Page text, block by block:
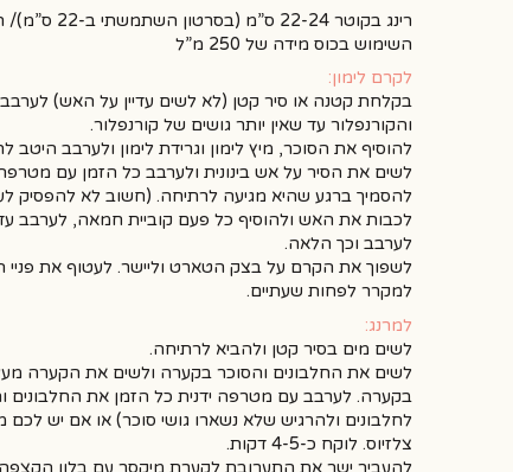
רינג בקוטר 22-24 ס”מ (בסרטון השתמשתי ב-22 ס”מ)/ תבנית פאי מתפרקת\ תבנית עגולה רגילה מתפרקת
השימוש בכוס מידה של 250 מ”ל
לקרם לימון:
בקלחת קטנה או סיר קטן (לא לשים עדיין על האש)
והקורנפלור עד שאין יותר גושים של קורנפלור.
להוסיף את הסוכר, מיץ לימון וגרידת לימון ולערבב היטב
לשים את הסיר על אש בינונית ולערבב כל הזמן עם
להסמיך ברגע שהיא מגיעה לרתיחה. (חשוב לא להפסיק
לכבות את האש ולהוסיף כל פעם קוביית חמאה, לערבב
לערבב וכך הלאה.
לשפוך את הקרם על בצק הטארט וליישר. לעטוף את פניי
למקרר לפחות שעתיים.
למרנג:
לשים מים בסיר קטן ולהביא לרתיחה.
לשים את החלבונים והסוכר בקערה ולשים את הקערה
בקערה. לערבב עם מטרפה ידנית כל הזמן את החלבונים
צלזיוס. לוקח כ-4-5 דקות.
להעביר ישר את התערובת לקערת מיקסר עם בלון